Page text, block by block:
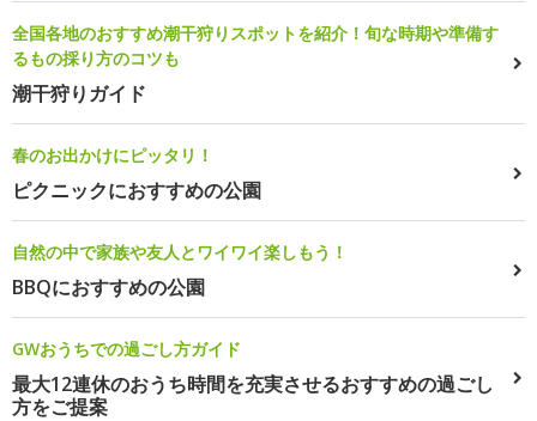
全国各地のおすすめ潮干狩りスポットを紹介！旬な時期や準備す
るもの採り方のコツも
潮干狩りガイド
春のお出かけにピッタリ！
ピクニックにおすすめの公園
自然の中で家族や友人とワイワイ楽しもう！
BBQにおすすめの公園
GWおうちでの過ごし方ガイド
最大12連休のおうち時間を充実させるおすすめの過ごし
方をご提案